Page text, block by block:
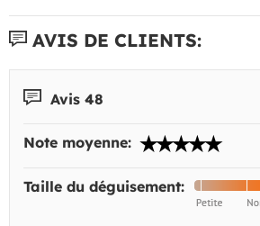
AVIS DE CLIENTS:
Avis 48
Note moyenne:
Taille du déguisement: